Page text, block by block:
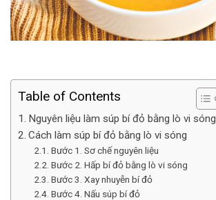
Table of Contents
Nguyên liệu làm súp bí đỏ bằng lò vi sóng
Cách làm súp bí đỏ bằng lò vi sóng
Bước 1. Sơ chế nguyên liệu
Bước 2. Hấp bí đỏ bằng lò vi sóng
Bước 3. Xay nhuyễn bí đỏ
Bước 4. Nấu súp bí đỏ